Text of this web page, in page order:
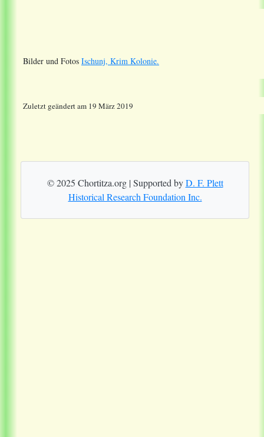
Bilder und Fotos Ischunj, Krim Kolonie.
Zuletzt geändert am 19 März 2019
© 2025 Chortitza.org | Supported byD. F. Plett
Historical Research Foundation Inc.